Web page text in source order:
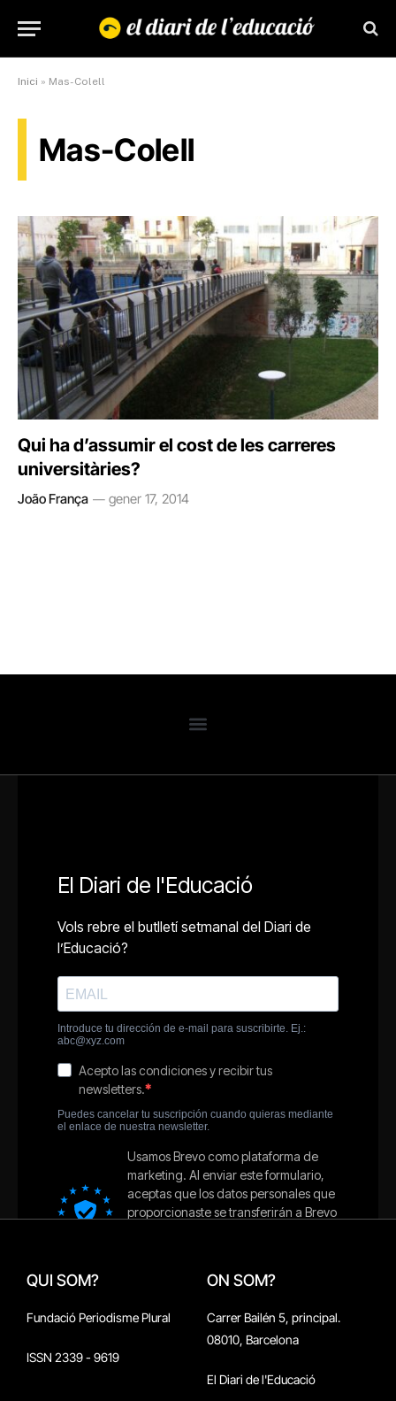
Inici » Mas-Colell
Mas-Colell
Qui ha d’assumir el cost de les carreres
universitàries?
João França gener 17, 2014
QUI SOM?
Fundació Periodisme Plural
ISSN 2339 - 9619
ON SOM?
Carrer Bailén 5, principal.
08010, Barcelona
El Diari de l'Educació